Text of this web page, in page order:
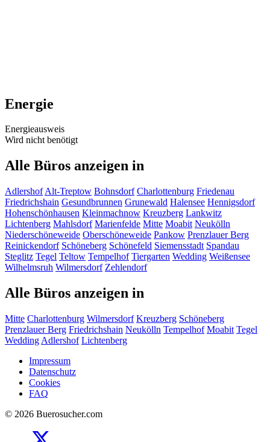
Energie
Energieausweis
Wird nicht benötigt
Alle Büros anzeigen in
Adlershof Alt-Treptow Bohnsdorf Charlottenburg Friedenau
Friedrichshain Gesundbrunnen Grunewald Halensee Hennigsdorf
Hohenschönhausen Kleinmachnow Kreuzberg Lankwitz
Lichtenberg Mahlsdorf Marienfelde Mitte Moabit Neukölln
Niederschöneweide Oberschöneweide Pankow Prenzlauer Berg
Reinickendorf Schöneberg Schönefeld Siemensstadt Spandau
Steglitz Tegel Teltow Tempelhof Tiergarten Wedding Weißensee
Wilhelmsruh Wilmersdorf Zehlendorf
Alle Büros anzeigen in
Mitte Charlottenburg Wilmersdorf Kreuzberg Schöneberg
Prenzlauer Berg Friedrichshain Neukölln Tempelhof Moabit Tegel
Wedding Adlershof Lichtenberg
Impressum
Datenschutz
Cookies
FAQ
© 2026 Buerosucher.com